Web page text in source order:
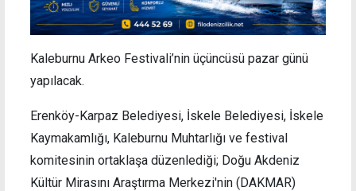
Kaleburnu Arkeo Festivali’nin üçüncüsü pazar günü
yapılacak.
Erenköy-Karpaz Belediyesi, İskele Belediyesi, İskele
Kaymakamlığı, Kaleburnu Muhtarlığı ve festival
komitesinin ortaklaşa düzenlediği; Doğu Akdeniz
Kültür Mirasını Araştırma Merkezi'nin (DAKMAR)